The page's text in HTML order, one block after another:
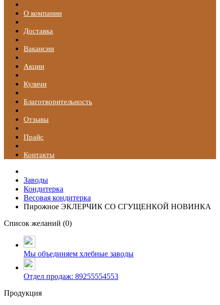
О компании
Доставка
Вакансии
Акции
Куличи
Благотворительность
Отзывы
Прайс
Контакты
Заводы
Кондитерка
Весовая кондитерка
Пирожное ЭКЛЕРЧИК СО СГУЩЕНКОЙ НОВИНКА
Список желаний (0)
Мы объединяем хлебные заводы
Отдел продаж: 89255554553
Продукция